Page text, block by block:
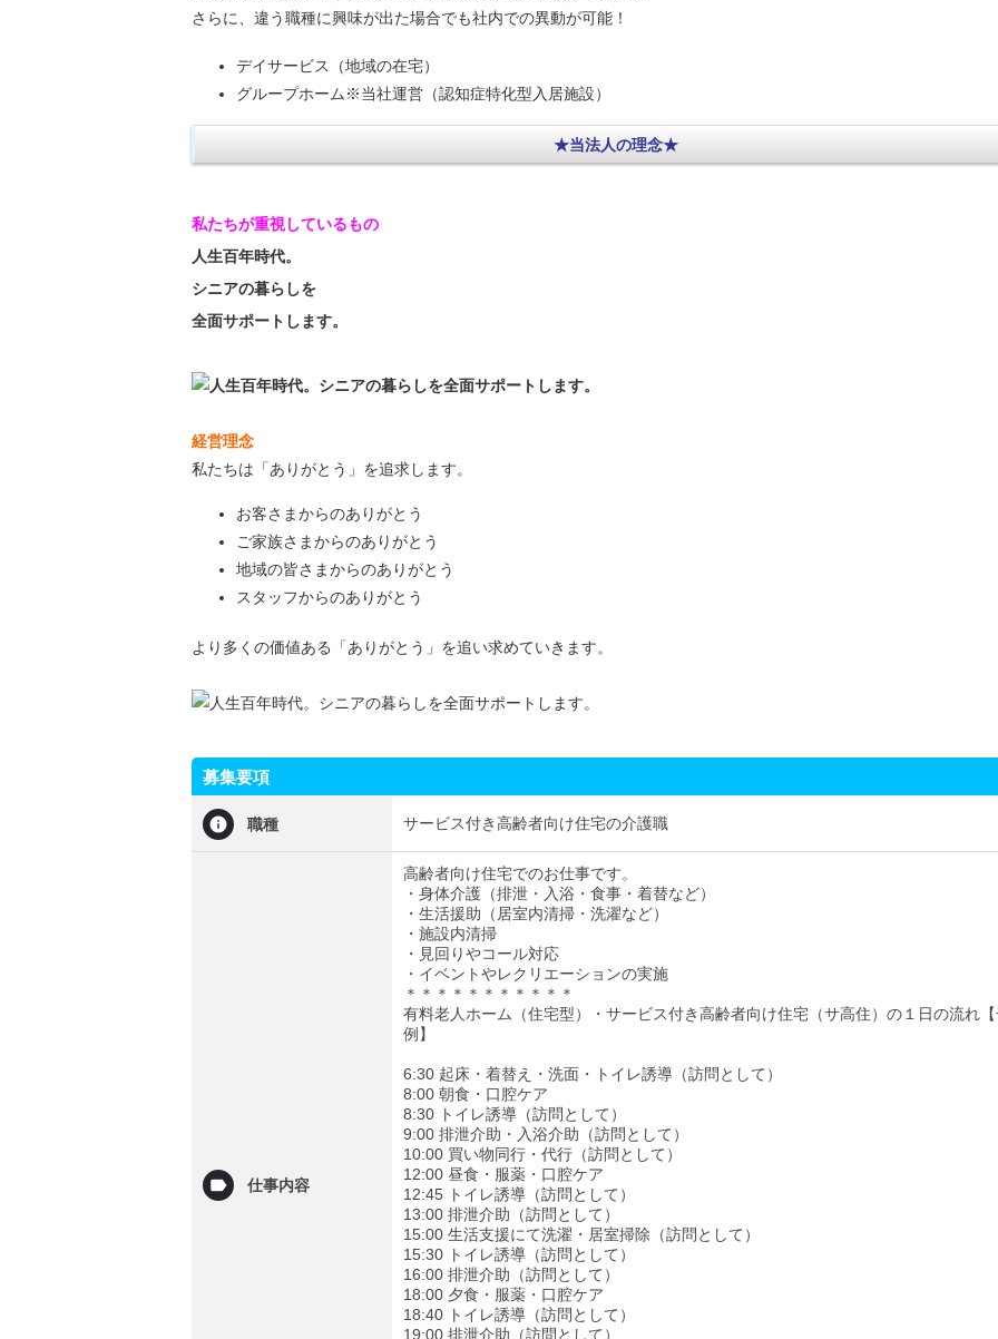
さらに、違う職種に興味が出た場合でも社内での異動が可能！
デイサービス
（地域の在宅）
グループホーム ※当社運営 （認知症特化型入居施設）
★当法人の理念★
私たちが重視しているもの
人生百年時代。
シニアの暮らしを
全面サポートします。
経営理念
私たちは 「ありがとう」 を追求します。
お客さまからのありがとう
ご家族さまからのありがとう
地域の皆さまからのありがとう
スタッフからのありがとう
より多くの価値ある「ありがとう」を追い求めていきます。
募集要項
職種 サービス付き高齢者向け住宅の介護職
仕事内容
高齢者向け住宅でのお仕事です。
・身体介護（排泄・入浴・食事・着替など）
・生活援助（居室内清掃・洗濯など）
・施設内清掃
・見回りやコール対応
・イベントやレクリエーションの実施
＊＊＊＊＊＊＊＊＊＊＊
有料老人ホーム（住宅型）・サービス付き高齢者向け住宅（サ高住）の１日の流れ
例】
6:30 起床・着替え・洗面・トイレ誘導（訪問として）
8:00 朝食・口腔ケア
8:30 トイレ誘導（訪問として）
9:00 排泄介助・入浴介助（訪問として）
10:00 買い物同行・代行（訪問として）
12:00 昼食・服薬・口腔ケア
12:45 トイレ誘導（訪問として）
13:00 排泄介助（訪問として）
15:00 生活支援にて洗濯・居室掃除（訪問として）
15:30 トイレ誘導（訪問として）
16:00 排泄介助（訪問として）
18:00 夕食・服薬・口腔ケア
18:40 トイレ誘導（訪問として）
19:00 排泄介助（訪問として）